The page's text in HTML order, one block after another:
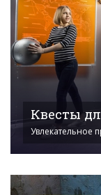
Квесты
Увлекательное